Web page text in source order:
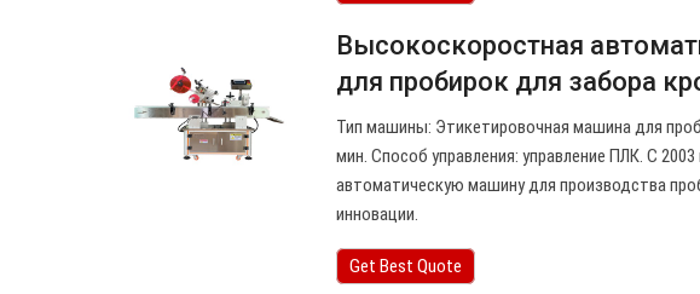
Высокоскоростная
для пробирок для забора
Тип машины: Этикетировочная машина для
мин. Способ управления: управление ПЛК. С
автоматическую машину для производства
инновации.
Get Best Quote